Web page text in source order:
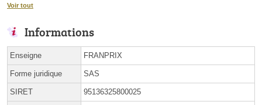
Voir tout
Informations
Enseigne FRANPRIX
Forme juridique SAS
SIRET 95136325800025